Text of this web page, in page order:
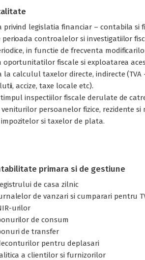
legislatia financiar – contabila si
perioada controalelor si investigatiilor
in functie de frecventa
oportunitatilor fiscale si exploatarea
calculul taxelor directe, indirecte (TVA
accize, taxe locale etc).
inspectiilor fiscale derulate de
persoanelor fizice, rezidente si
si taxelor de plata.
primara si de gestiune
de casa zilnic
de vanzari si cumparari pentru
urilor
de consum
de transfer
pentru deplasari
a clientilor si furnizorilor